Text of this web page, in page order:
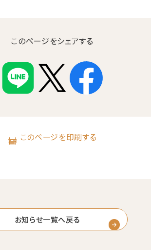
このページをシェアする
このページを印刷する
お知らせ一覧へ戻る